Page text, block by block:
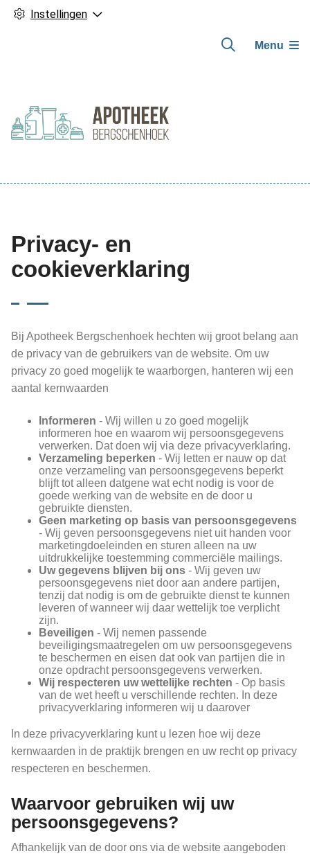
Instellingen
Menu
Privacy- en
cookieverklaring
Bij Apotheek Bergschenhoek hechten wij groot belang aan
de privacy van de gebruikers van de website. Om uw
privacy zo goed mogelijk te waarborgen, hanteren wij een
aantal kernwaarden
Informeren - Wij willen u zo goed mogelijk
informeren hoe en waarom wij persoonsgegevens
verwerken. Dat doen wij via deze privacyverklaring.
Verzameling beperken - Wij letten er nauw op dat
onze verzameling van persoonsgegevens beperkt
blijft tot alleen datgene wat echt nodig is voor de
goede werking van de website en de door u
gebruikte diensten.
Geen marketing op basis van persoonsgegevens
- Wij geven persoonsgegevens niet uit handen voor
marketingdoeleinden en sturen alleen na uw
uitdrukkelijke toestemming commerciële mailings.
Uw gegevens blijven bij ons - Wij geven uw
persoonsgegevens niet door aan andere partijen,
tenzij dat nodig is om de gebruikte dienst te kunnen
leveren of wanneer wij daar wettelijk toe verplicht
zijn.
Beveiligen - Wij nemen passende
beveiligingsmaatregelen om uw persoonsgegevens
te beschermen en eisen dat ook van partijen die in
onze opdracht persoonsgegevens verwerken.
Wij respecteren uw wettelijke rechten - Op basis
van de wet heeft u verschillende rechten. In deze
privacyverklaring informeren wij u daarover
In deze privacyverklaring kunt u lezen hoe wij deze
kernwaarden in de praktijk brengen en uw recht op privacy
respecteren en beschermen.
Waarvoor gebruiken wij uw
persoonsgegevens?
Afhankelijk van de door ons via de website aangeboden